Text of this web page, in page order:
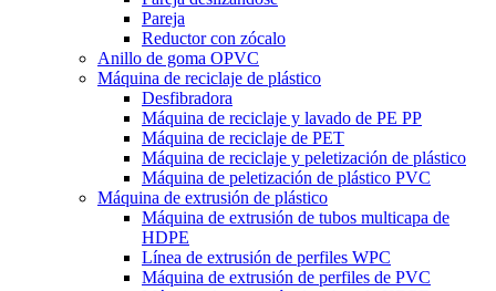
Pareja
Reductor con zócalo
Anillo de goma OPVC
Máquina de reciclaje de plástico
Desfibradora
Máquina de reciclaje y lavado de PE PP
Máquina de reciclaje de PET
Máquina de reciclaje y peletización de plástico
Máquina de peletización de plástico PVC
Máquina de extrusión de plástico
Máquina de extrusión de tubos multicapa de
HDPE
Línea de extrusión de perfiles WPC
Máquina de extrusión de perfiles de PVC